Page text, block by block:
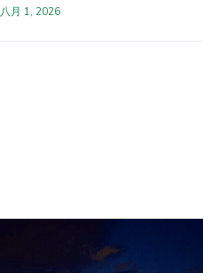
八月 1, 2026